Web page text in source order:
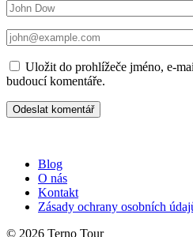
Uložit do prohlížeče jméno, e-
budoucí komentáře.
Blog
O nás
Kontakt
Zásady ochrany osobních
© 2026 Terno Tour